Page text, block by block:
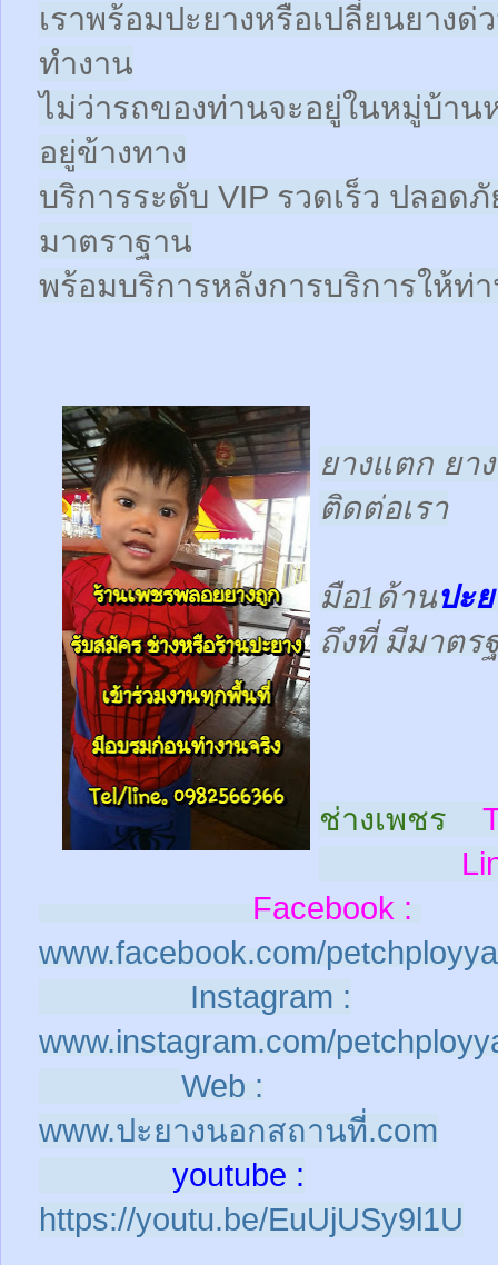
เราพร้อมปะยางหรือเปลี่ยนยาง
ทำงาน
ไม่ว่ารถของท่านจะอยู่ในหมู่บ้า
อยู่ข้างทาง
บริการระดับ VIP รวดเร็ว ปลอด
มาตราฐาน
พร้อมบริการหลังการบริการให้ท่
ยางแตก ยา
ติดต่อเรา
มือ1ด้านปะ
ถึงที่ มีมาตร
ช่างเพชร
Facebook :
www.facebook.com/
Instagram :
www.instagram.com/
Web :
www.ปะยางนอกสถานที่.com
youtube :
https://youtu.be/EuUjUSy9l1U